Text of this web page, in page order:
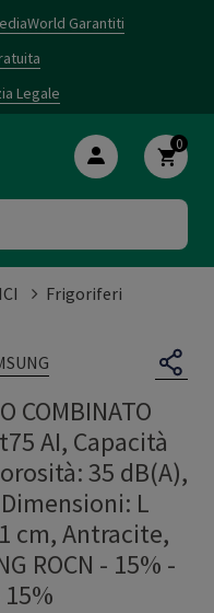
Garantiti
Legale
0
Frigoriferi
COMBINATO
AI, Capacità
35 dB(A),
L
cm, Antracite,
ROCN - 15% -
15%